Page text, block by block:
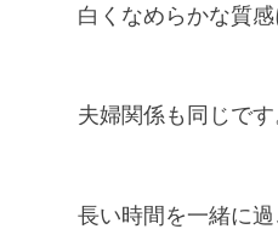
白くなめらかな質
夫婦関係も同じです
長い時間を一緒に